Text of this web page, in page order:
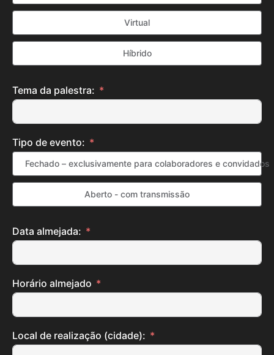
Virtual
Híbrido
Tema da palestra:
Tipo de evento:
Fechado – exclusivamente para colaboradores e convidados
Aberto - com transmissão
Data almejada:
Horário almejado
Local de realização (cidade):